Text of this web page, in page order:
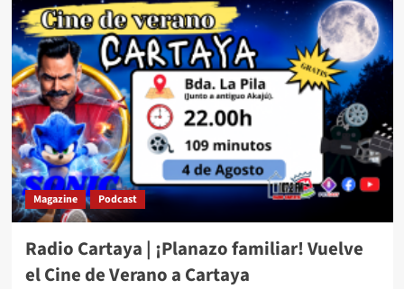
Magazine Podcast
Radio Cartaya | ¡Planazo familiar! Vuelve
el Cine de Verano a Cartaya